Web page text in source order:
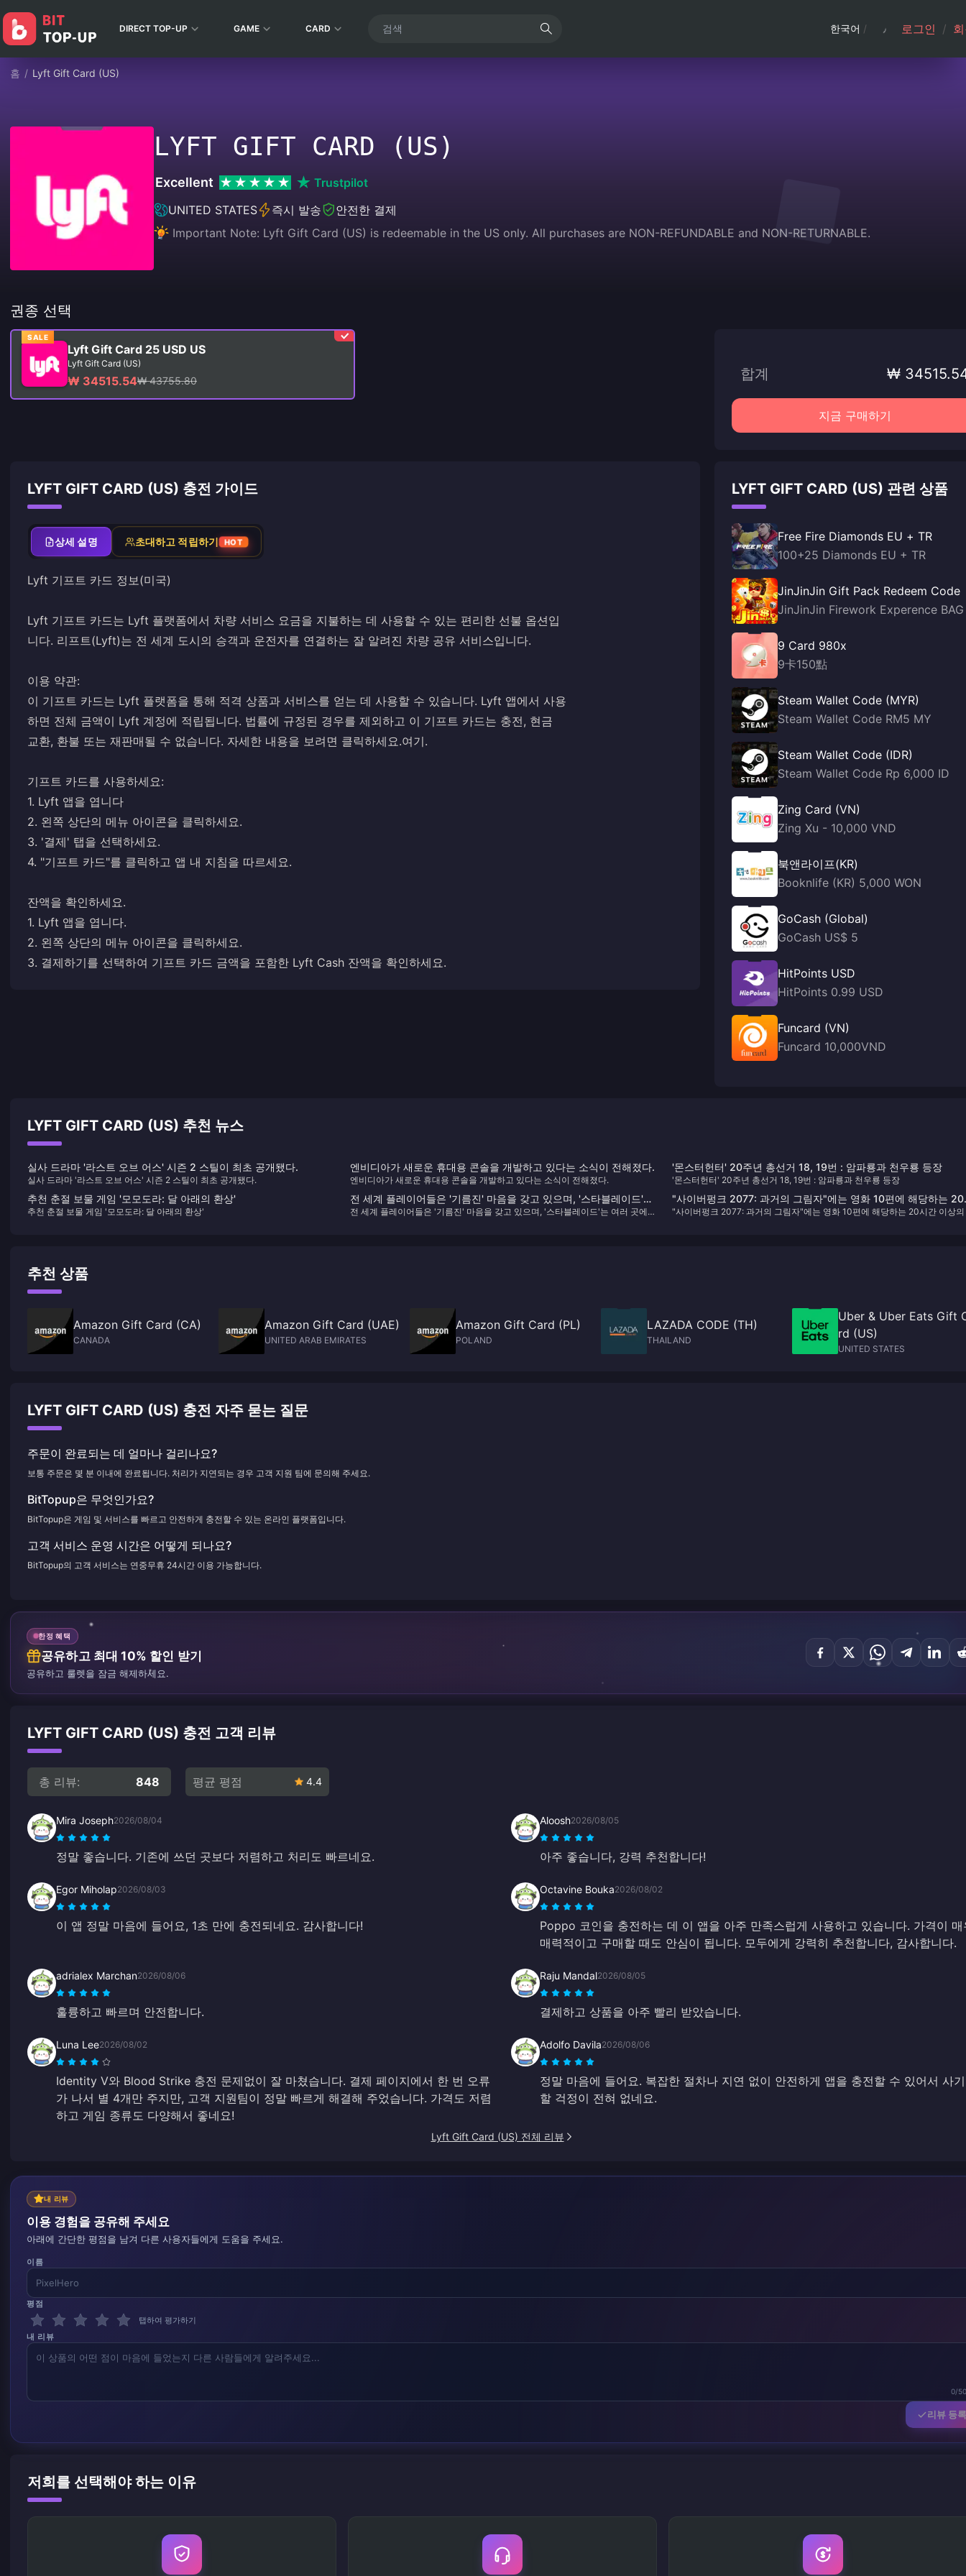
DIRECT TOP-UP GAME CARD 한국어 / 로그인 /
홈 / Lyft Gift Card (US)
LYFT GIFT CARD (US)
Excellent
Trustpilot
UNITED STATES
즉시 발송
안전한 결제
Important Note: Lyft Gift Card (US) is redeemable in the US only. All purchases are NON-REFUNDABLE and NON-RETURNABLE.
권종 선택
SALE
Lyft Gift Card 25 USD US
Lyft Gift Card (US)
₩ 34515.54₩ 43755.80 합계 ₩
지금 구매하기
LYFT GIFT CARD (US) 충전 가이드
상세 설명 초대하고 적립하기 HOT
Lyft 기프트 카드 정보(미국)
Lyft 기프트 카드는 Lyft 플랫폼에서 차량 서비스 요금을 지불하는 데 사용할 수 있는 편리한 선불 옵션입
니다. 리프트(Lyft)는 전 세계 도시의 승객과 운전자를 연결하는 잘 알려진 차량 공유 서비스입니다.
이용 약관:
이 기프트 카드는 Lyft 플랫폼을 통해 적격 상품과 서비스를 얻는 데 사용할 수 있습니다. Lyft 앱에서 사용
하면 전체 금액이 Lyft 계정에 적립됩니다. 법률에 규정된 경우를 제외하고 이 기프트 카드는 충전, 현금
교환, 환불 또는 재판매될 수 없습니다. 자세한 내용을 보려면 클릭하세요.여기.
기프트 카드를 사용하세요:
1. Lyft 앱을 엽니다
2. 왼쪽 상단의 메뉴 아이콘을 클릭하세요.
3. '결제' 탭을 선택하세요.
4. "기프트 카드"를 클릭하고 앱 내 지침을 따르세요.
잔액을 확인하세요.
1. Lyft 앱을 엽니다.
2. 왼쪽 상단의 메뉴 아이콘을 클릭하세요.
3. 결제하기를 선택하여 기프트 카드 금액을 포함한 Lyft Cash 잔액을 확인하세요.
LYFT GIFT CARD (US) 관련 상품
Free Fire Diamonds EU + TR
100+25 Diamonds EU + TR
JinJinJin Gift Pack Redeem Code
JinJinJin Firework Experence BAG
9 Card 980x
9卡150點
Steam Wallet Code (MYR)
Steam Wallet Code RM5 MY
Steam Wallet Code (IDR)
Steam Wallet Code Rp 6,000 ID
Zing Card (VN)
Zing Xu - 10,000 VND
북앤라이프(KR)
Booknlife (KR) 5,000 WON
GoCash (Global)
GoCash US$ 5
HitPoints USD
HitPoints 0.99 USD
Funcard (VN)
Funcard 10,000VND
LYFT GIFT CARD (US) 추천 뉴스
실사 드라마 '라스트 오브 어스' 시즌 2 스틸이 최초 공개됐다.
실사 드라마 '라스트 오브 어스' 시즌 2 스틸이 최초 공개됐다.
엔비디아가 새로운 휴대용 콘솔을 개발하고 있다는 소식이 전해졌다.
엔비디아가 새로운 휴대용 콘솔을 개발하고 있다는 소식이 전해졌다.
'몬스터헌터' 20주년 총선거 18, 19번 : 암파룡과 천우룡 등장
'몬스터헌터' 20주년 총선거 18, 19번 : 암파룡과 천우룡 등장
추천 춘절 보물 게임 '모모도라: 달 아래의 환상'
추천 춘절 보물 게임 '모모도라: 달 아래의 환상'
전 세계 플레이어들은 '기름진' 마음을 갖고 있으며, '스타블레이드'는
여러 곳에서 인기 있는 예약판매 게임이 되었습니다.
전 세계 플레이어들은 '기름진' 마음을 갖고 있으며, '스타블레이드'는 여러 곳에
"사이버펑크 2077: 과거의 그림자"에는 영화 10편에 해당하는 20
간 이상의 새로운 장면이 포함되어 있습니다.
"사이버펑크 2077: 과거의 그림자"에는 영화 10편에 해당하는 20시간 이상
추천 상품
Amazon Gift Card (CA)
CANADA
Amazon Gift Card (UAE)
UNITED ARAB EMIRATES
Amazon Gift Card (PL)
POLAND
LAZADA CODE (TH)
THAILAND
Uber & Uber Eats Gift
rd (US)
UNITED STATES
LYFT GIFT CARD (US) 충전 자주 묻는 질문
주문이 완료되는 데 얼마나 걸리나요?
보통 주문은 몇 분 이내에 완료됩니다. 처리가 지연되는 경우 고객 지원 팀에 문의해 주세요.
BitTopup은 무엇인가요?
BitTopup은 게임 및 서비스를 빠르고 안전하게 충전할 수 있는 온라인 플랫폼입니다.
고객 서비스 운영 시간은 어떻게 되나요?
BitTopup의 고객 서비스는 연중무휴 24시간 이용 가능합니다.
한정 혜택
공유하고 최대 10% 할인 받기
공유하고 룰렛을 잠금 해제하세요.
LYFT GIFT CARD (US) 충전 고객 리뷰
총 리뷰: 848 평균 평점 4.4
Mira Joseph2026/08/04
정말 좋습니다. 기존에 쓰던 곳보다 저렴하고 처리도 빠르네요.
Aloosh2026/08/05
아주 좋습니다, 강력 추천합니다!
Egor Miholap2026/08/03
이 앱 정말 마음에 들어요, 1초 만에 충전되네요. 감사합니다!
Octavine Bouka2026/08/02
Poppo 코인을 충전하는 데 이 앱을 아주 만족스럽게 사용하고 있습니다. 가격이 매
매력적이고 구매할 때도 안심이 됩니다. 모두에게 강력히 추천합니다, 감사합니다.
adrialex Marchan2026/08/06
훌륭하고 빠르며 안전합니다.
Raju Mandal2026/08/05
결제하고 상품을 아주 빨리 받았습니다.
Luna Lee2026/08/02
Identity V와 Blood Strike 충전 문제없이 잘 마쳤습니다. 결제 페이지에서 한 번 오류
가 나서 별 4개만 주지만, 고객 지원팀이 정말 빠르게 해결해 주었습니다. 가격도 저렴
하고 게임 종류도 다양해서 좋네요!
Adolfo Davila2026/08/06
정말 마음에 들어요. 복잡한 절차나 지연 없이 안전하게 앱을 충전할 수 있어서 사
할 걱정이 전혀 없네요.
Lyft Gift Card (US) 전체 리뷰
내 리뷰
이용 경험을 공유해 주세요
아래에 간단한 평점을 남겨 다른 사용자들에게 도움을 주세요.
이름
평점
탭하여 평가하기
내 리뷰
0/
리뷰 등록
저희를 선택해야 하는 이유